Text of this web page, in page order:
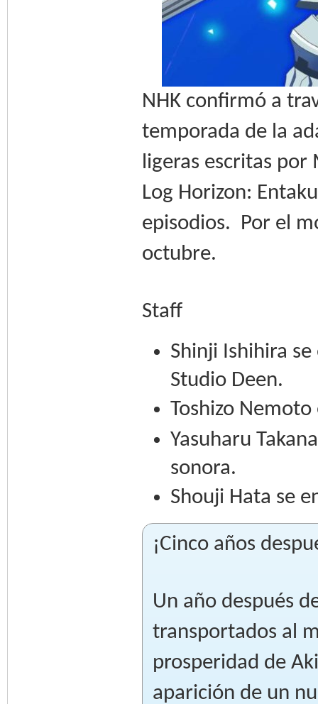
NHK confirmó a
temporada de la
ligeras escritas por
Log Horizon:
episodios. Por el
octubre.
Staff
Shinji Ishihira
Studio Deen.
Toshizo
Yasuharu
sonora.
Shouji Hata se
¡Cinco años
Un año después
transportados al
prosperidad de
aparición de un